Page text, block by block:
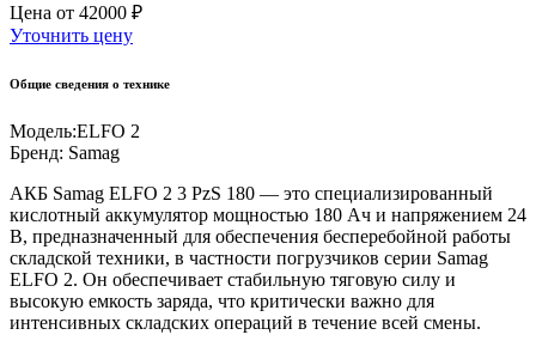
Цена от 42000 ₽
Уточнить цену
Общие сведения о технике
Модель:ELFO 2
Бренд: Samag
АКБ Samag ELFO 2 3 PzS 180 — это специализированный
кислотный аккумулятор мощностью 180 Ач и напряжением 24
В, предназначенный для обеспечения бесперебойной работы
складской техники, в частности погрузчиков серии Samag
ELFO 2. Он обеспечивает стабильную тяговую силу и
высокую емкость заряда, что критически важно для
интенсивных складских операций в течение всей смены.